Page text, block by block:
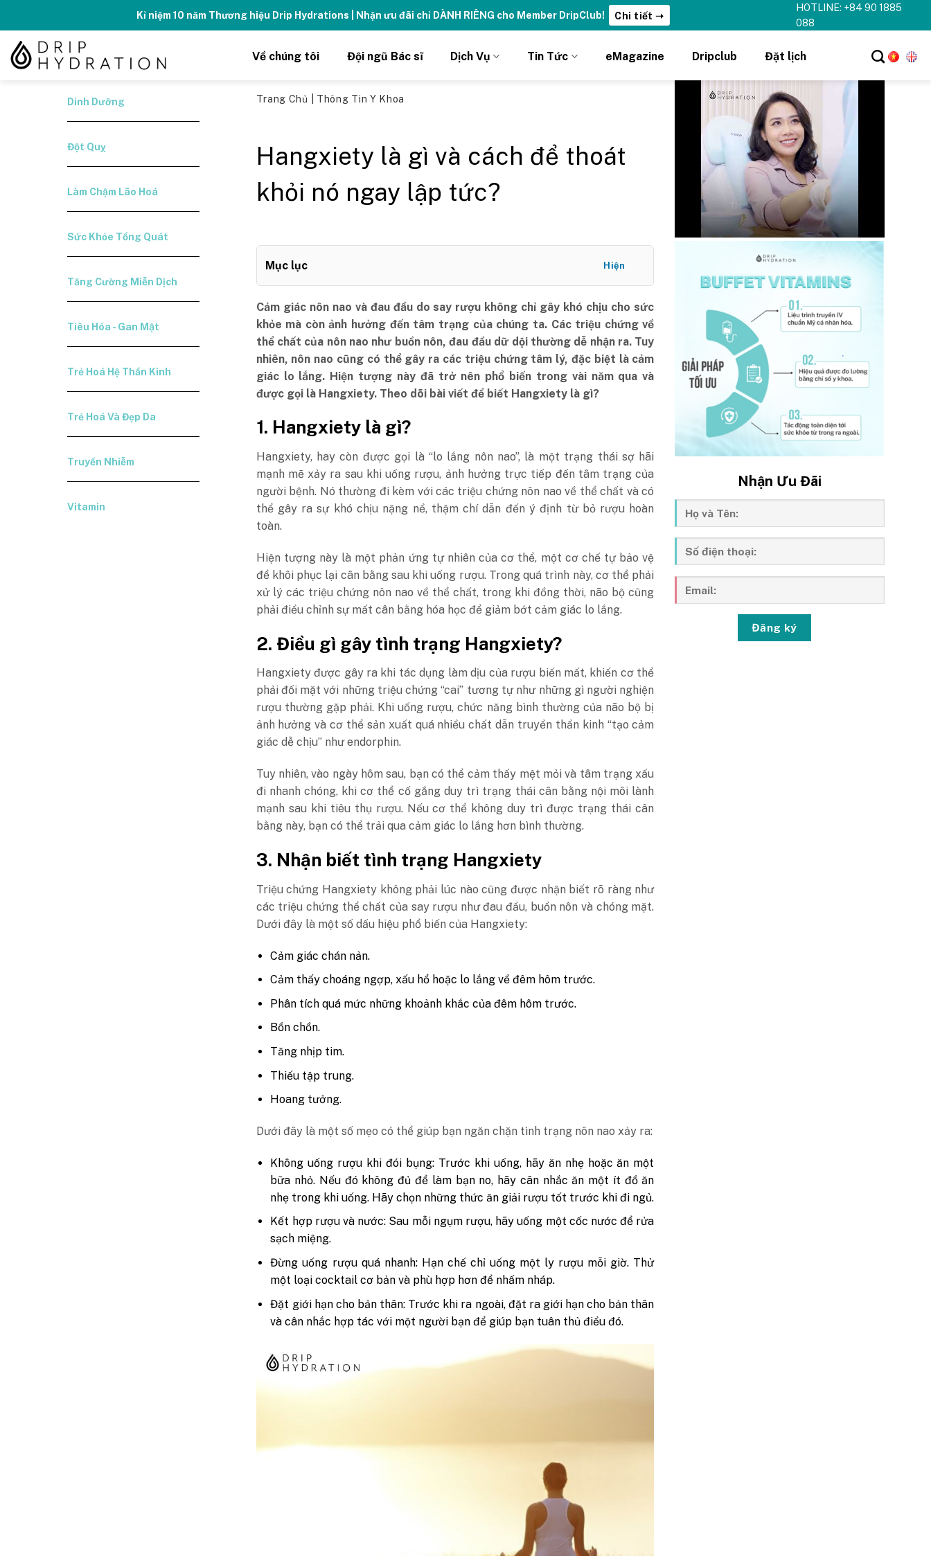
content
Kỉ niệm 10 năm Thương hiệu Drip Hydrations | Nhận ưu đãi chỉ DÀNH RIÊNG cho Member DripClub! Chi tiết ➝
HOTLINE: +84 90 1885
088
Về chúng tôi Đội ngũ Bác sĩ Dịch Vụ Tin Tức eMagazine Dripclub Đặt lịch
Dinh Dưỡng
Đột Quỵ
Làm Chậm Lão Hoá
Sức Khỏe Tổng Quát
Tăng Cường Miễn Dịch
Tiêu Hóa - Gan Mật
Trẻ Hoá Hệ Thần Kinh
Trẻ Hoá Và Đẹp Da
Truyền Nhiễm
Vitamin
Trang Chủ Thông Tin Y Khoa
Hangxiety là gì và cách để thoát
khỏi nó ngay lập tức?
Mục lục Hiện
Cảm giác nôn nao và đau đầu do say rượu không chỉ gây khó chịu cho sức
khỏe mà còn ảnh hưởng đến tâm trạng của chúng ta. Các triệu chứng về
thể chất của nôn nao như buồn nôn, đau đầu dữ dội thường dễ nhận ra. Tuy
nhiên, nôn nao cũng có thể gây ra các triệu chứng tâm lý, đặc biệt là cảm
giác lo lắng. Hiện tượng này đã trở nên phổ biến trong vài năm qua và
được gọi là Hangxiety. Theo dõi bài viết để biết Hangxiety là gì?
1. Hangxiety là gì?
Hangxiety, hay còn được gọi là “lo lắng nôn nao”, là một trạng thái sợ hãi
mạnh mẽ xảy ra sau khi uống rượu, ảnh hưởng trực tiếp đến tâm trạng của
người bệnh. Nó thường đi kèm với các triệu chứng nôn nao về thể chất và có
thể gây ra sự khó chịu nặng nề, thậm chí dẫn đến ý định từ bỏ rượu hoàn
toàn.
Hiện tượng này là một phản ứng tự nhiên của cơ thể, một cơ chế tự bảo vệ
để khôi phục lại cân bằng sau khi uống rượu. Trong quá trình này, cơ thể phải
xử lý các triệu chứng nôn nao về thể chất, trong khi đồng thời, não bộ cũng
phải điều chỉnh sự mất cân bằng hóa học để giảm bớt cảm giác lo lắng.
2. Điều gì gây tình trạng Hangxiety?
Hangxiety được gây ra khi tác dụng làm dịu của rượu biến mất, khiến cơ thể
phải đối mặt với những triệu chứng “cai” tương tự như những gì người nghiện
rượu thường gặp phải. Khi uống rượu, chức năng bình thường của não bộ bị
ảnh hưởng và cơ thể sản xuất quá nhiều chất dẫn truyền thần kinh “tạo cảm
giác dễ chịu” như endorphin.
Tuy nhiên, vào ngày hôm sau, bạn có thể cảm thấy mệt mỏi và tâm trạng xấu
đi nhanh chóng, khi cơ thể cố gắng duy trì trạng thái cân bằng nội môi lành
mạnh sau khi tiêu thụ rượu. Nếu cơ thể không duy trì được trạng thái cân
bằng này, bạn có thể trải qua cảm giác lo lắng hơn bình thường.
3. Nhận biết tình trạng Hangxiety
Triệu chứng Hangxiety không phải lúc nào cũng được nhận biết rõ ràng như
các triệu chứng thể chất của say rượu như đau đầu, buồn nôn và chóng mặt.
Dưới đây là một số dấu hiệu phổ biến của Hangxiety:
Cảm giác chán nản.
Cảm thấy choáng ngợp, xấu hổ hoặc lo lắng về đêm hôm trước.
Phân tích quá mức những khoảnh khắc của đêm hôm trước.
Bồn chồn.
Tăng nhịp tim.
Thiếu tập trung.
Hoang tưởng.
Dưới đây là một số mẹo có thể giúp bạn ngăn chặn tình trạng nôn nao xảy ra:
Không uống rượu khi đói bụng: Trước khi uống, hãy ăn nhẹ hoặc ăn một
bữa nhỏ. Nếu đó không đủ để làm bạn no, hãy cân nhắc ăn một ít đồ ăn
nhẹ trong khi uống. Hãy chọn những thức ăn giải rượu tốt trước khi đi ngủ.
Kết hợp rượu và nước: Sau mỗi ngụm rượu, hãy uống một cốc nước để rửa
sạch miệng.
Đừng uống rượu quá nhanh: Hạn chế chỉ uống một ly rượu mỗi giờ. Thử
một loại cocktail cơ bản và phù hợp hơn để nhấm nháp.
Đặt giới hạn cho bản thân: Trước khi ra ngoài, đặt ra giới hạn cho bản thân
và cân nhắc hợp tác với một người bạn để giúp bạn tuân thủ điều đó.
Nhận Ưu Đãi
Đăng ký